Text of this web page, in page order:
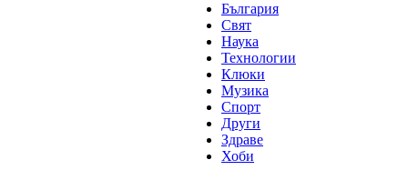
България
Свят
Наука
Технологии
Клюки
Музика
Спорт
Други
Здраве
Хоби